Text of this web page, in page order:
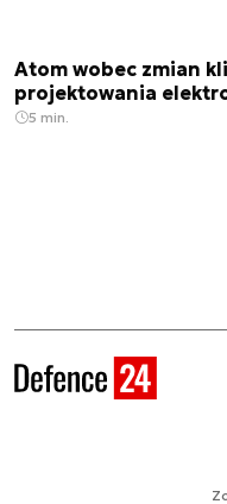
Atom wobec zmian
projektowania
5 min.